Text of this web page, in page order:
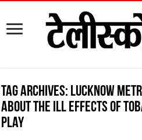
Tag Archives: Lucknow
about the ill effects of
play